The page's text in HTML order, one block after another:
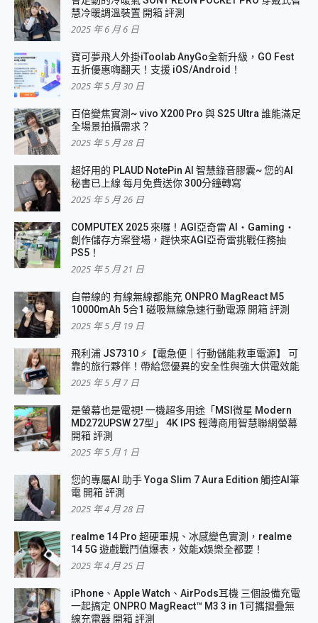
慧冷暖調溫裝置 開箱 評測
2025 年 6 月 6 日
寶可夢飛人外掛iToolab AnyGo全新升級，GO Fest
五折優惠嗨翻天！支援 iOS/Android！
2025 年 5 月 30 日
百倍變焦實測~ vivo X200 Pro 與 S25 Ultra 誰能滿足
全場景拍攝需求？
2025 年 5 月 28 日
超好用的 PLAUD NotePin AI 智慧錄音膠囊~ 您的AI
秘書已上線 每月免費送你 300分鐘轉寫
2025 年 5 月 26 日
COMPUTEX 2025 來囉！AGI亞奇雷 AI・Gaming・
創作儲存方案登場，趕快來AGI亞奇雷挑戰任務抽
PS5！
2025 年 5 月 21 日
自帶線的 有線無線都能充 ONPRO MagReact M5
10000mAh 5合1 磁吸無線急速行動電源 開箱 評測
2025 年 5 月 19 日
飛利浦 JS7310 ⚡【電急便｜行動儲能救車電源】 可
靠的旅行夥伴！帶給您優異的安全性與強大供電效能
2025 年 5 月 7 日
是螢幕也是電視! 一機超多用途「MSI微星 Modern
MD272UPSW 27型」 4K IPS 輕薄商用智慧聯網螢幕
開箱 評測
2025 年 5 月 1 日
您的專屬AI 助手 Yoga Slim 7 Aura Edition 觸控AI筆
電 開箱 評測
2025 年 4 月 28 日
realme 14 Pro 超硬軍規、冰感變色實測，realme
14 5G 遊戲戰鬥值爆表，效能x娛樂全都要！
2025 年 4 月 25 日
iPhone、Apple Watch、AirPods耳機 三個設備充電
一起搞定 ONPRO MagReact™ M3 3 in 1可攜摺疊無
線充電器 開箱 評測